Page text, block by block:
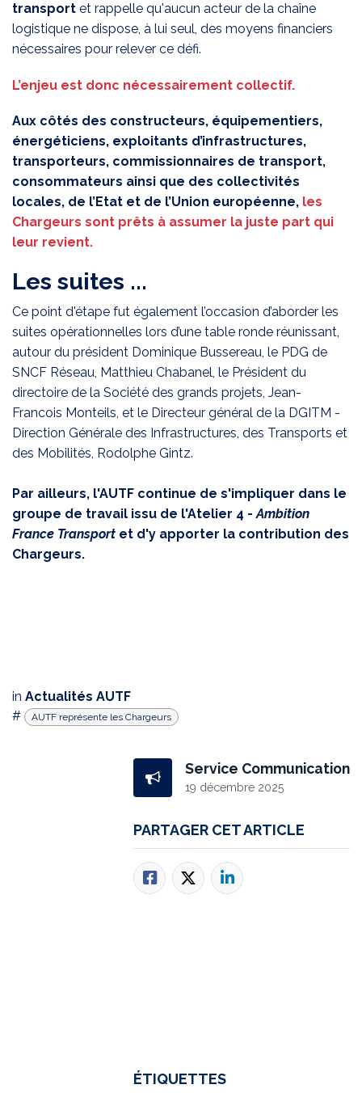
transport et rappelle qu'aucun acteur de la chaîne
logistique ne dispose, à lui seul, des moyens financiers
nécessaires pour relever ce défi.
L’enjeu est donc nécessairement collectif.
Aux côtés des constructeurs, équipementiers,
énergéticiens, exploitants d’infrastructures,
transporteurs, commissionnaires de transport,
consommateurs ainsi que des collectivités
locales, de l’Etat et de l’Union européenne, les
Chargeurs sont prêts à assumer la juste part qui
leur revient.
Les suites ...
Ce point d'étape fut également l’occasion d’aborder les
suites opérationnelles lors d’une table ronde réunissant,
autour du président Dominique Bussereau, le PDG de
SNCF Réseau, Matthieu Chabanel, le Président du
directoire de la Société des grands projets, Jean-
Francois Monteils, et le Directeur général de la DGITM -
Direction Générale des Infrastructures, des Transports et
des Mobilités, Rodolphe Gintz.
Par ailleurs, l'AUTF continue de s'impliquer dans le
groupe de travail issu de l'Atelier 4 - Ambition
France Transport et d'y apporter la contribution des
Chargeurs.
in Actualités AUTF
#
AUTF représente les Chargeurs
Service Communication
19 décembre 2025
PARTAGER CET ARTICLE
ÉTIQUETTES